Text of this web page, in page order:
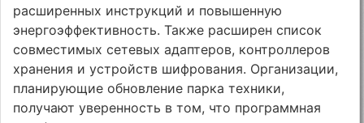
расширенных инструкций и повышенную
энергоэффективность. Также расширен список
совместимых сетевых адаптеров, контроллеров
хранения и устройств шифрования. Организации,
планирующие обновление парка техники,
получают уверенность в том, что программная